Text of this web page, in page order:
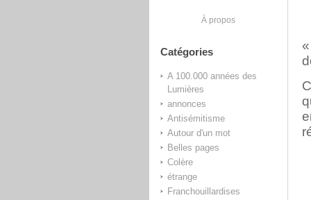
À propos
Catégories
A 100.000 années des
Lumières
annonces
Antisémitisme
Autour d'un mot
Belles pages
Colère
étrange
Franchouillardises